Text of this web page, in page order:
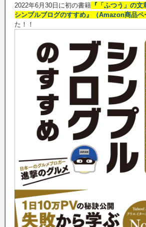
2022年6月30日に初の書籍 『「ふつう」の
シンプルブログのすすめ』（Amazon商品ペ
た！！